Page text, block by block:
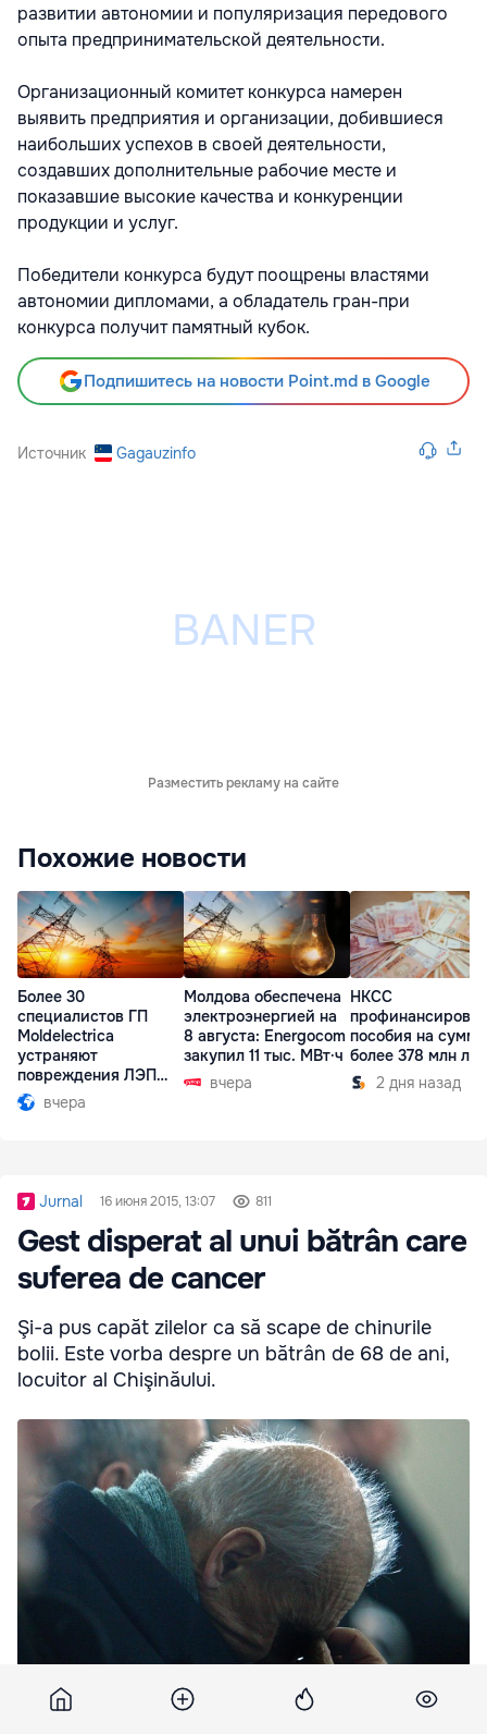
развитии автономии и популяризация передового
опыта предпринимательской деятельности.
Организационный комитет конкурса намерен
выявить предприятия и организации, добившиеся
наибольших успехов в своей деятельности,
создавших дополнительные рабочие месте и
показавшие высокие качества и конкуренции
продукции и услуг.
Победители конкурса будут поощрены властями
автономии дипломами, а обладатель гран-при
конкурса получит памятный кубок.
Подпишитесь на новости Point.md в Google
Источник Gagauzinfo
Разместить рекламу на сайте
Похожие новости
Более 30
специалистов ГП
Moldelectrica
устраняют
повреждения ЛЭП
Бельцы-Днестровск
вчера
Молдова обеспечена
электроэнергией на
8 августа: Energocom
закупил 11 тыс. МВт·ч
вчера
НКСС
пособия на сумму
более 378 млн
2 дня назад
Jurnal 16 июня 2015, 13:07 811
Gest disperat al unui bătrân care
suferea de cancer
Şi-a pus capăt zilelor ca să scape de chinurile
bolii. Este vorba despre un bătrân de 68 de ani,
locuitor al Chişinăului.